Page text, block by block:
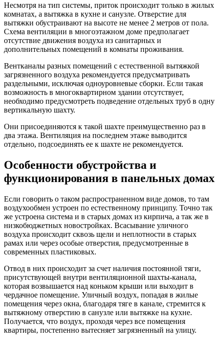
Несмотря на тип системы, приток происходит только в жилых
комнатах, а вытяжка в кухне и санузле. Отверстие для
вытяжки обустраивают на высоте не менее 2 метров от пола.
Схема вентиляции в многоэтажном доме предполагает
отсутствие движения воздуха из санитарных и
дополнительных помещений в комнаты проживания.
Вентканалы разных помещений с естественной вытяжкой
загрязненного воздуха рекомендуется предусматривать
раздельными, исключая одноуровневые сборки. Если такая
возможность в многоквартирном здании отсутствует,
необходимо предусмотреть подведение отдельных труб в одну
вертикальную шахту.
Они присоединяются к такой шахте преимущественно раз в
два этажа. Вентиляция на последнем этаже выводится
отдельно, подсоединять ее к шахте не рекомендуется.
Особенности обустройства и
функционирования в панельных домах
Если говорить о таком распространенном виде домов, то там
воздухообмен устроен по естественному принципу. Точно так
же устроена система и в старых домах из кирпича, а так же в
низкобюджетных новостройках. Всасывание уличного
воздуха происходит сквозь щели и неплотности в старых
рамах или через особые отверстия, предусмотренные в
современных пластиковых.
Отвод в них происходит за счет наличия постоянной тяги,
присутствующей внутри вентиляционной шахты-канала,
которая возвышается над коньком крыши или выходит в
чердачное помещение. Уличный воздух, попадая в жилые
помещения через окна, благодаря тяге в канале, стремится к
вытяжному отверстию в санузле или вытяжке на кухне.
Получается, что воздух, проходя через все помещения
квартиры, постепенно вытесняет загрязненный на улицу.